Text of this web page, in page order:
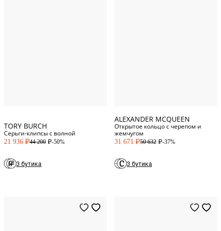
TORY BURCH
Серьги-клипсы с волной
21 936 P44 200 P-50%
3 бутика
ALEXANDER MCQUEEN
Открытое кольцо с черепом и
жемчугом
31 671 P50 632 P-37%
3 бутика